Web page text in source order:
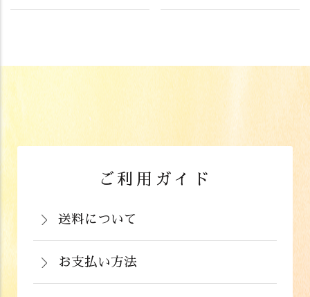
ご利用ガイド
送料について
岡山県：704円(税込)
関西・中国（岡山県除く）・四国・九
州：770円(税込)
お支払い方法
お支払いは、カード決済、代金引換（手